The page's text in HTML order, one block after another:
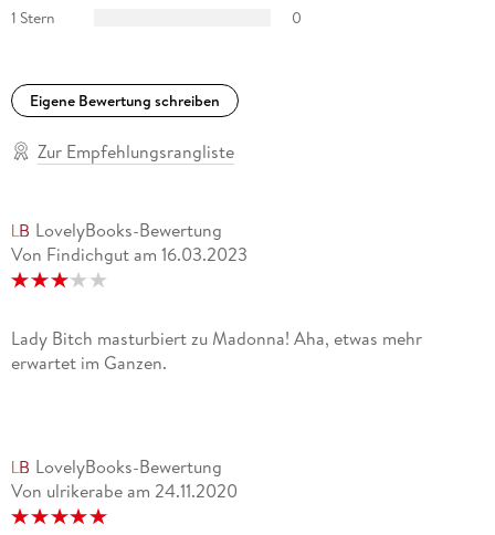
1 Stern
0
Eigene Bewertung schreiben
Zur Empfehlungsrangliste
LovelyBooks-Bewertung
Von Findichgut am 16.03.2023
Lady Bitch masturbiert zu Madonna! Aha, etwas mehr
erwartet im Ganzen.
LovelyBooks-Bewertung
Von ulrikerabe am 24.11.2020